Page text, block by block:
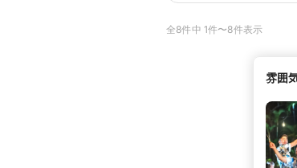
全8件中 1件〜8件表示
雰囲